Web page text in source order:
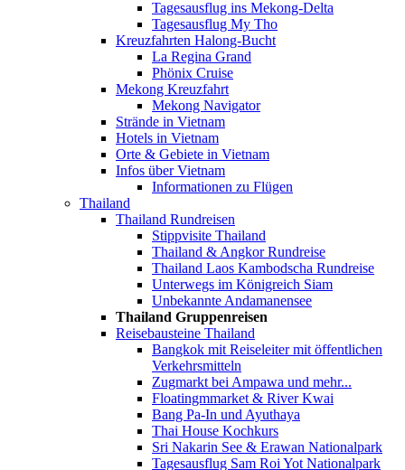
Tagesausflug ins Mekong-Delta
Tagesausflug My Tho
Kreuzfahrten Halong-Bucht
La Regina Grand
Phönix Cruise
Mekong Kreuzfahrt
Mekong Navigator
Strände in Vietnam
Hotels in Vietnam
Orte & Gebiete in Vietnam
Infos über Vietnam
Informationen zu Flügen
Thailand
Thailand Rundreisen
Stippvisite Thailand
Thailand & Angkor Rundreise
Thailand Laos Kambodscha Rundreise
Unterwegs im Königreich Siam
Unbekannte Andamanensee
Thailand Gruppenreisen
Reisebausteine Thailand
Bangkok mit Reiseleiter mit öffentlichen
Verkehrsmitteln
Zugmarkt bei Ampawa und mehr...
Floatingmmarket & River Kwai
Bang Pa-In und Ayuthaya
Thai House Kochkurs
Sri Nakarin See & Erawan Nationalpark
Tagesausflug Sam Roi Yot Nationalpark